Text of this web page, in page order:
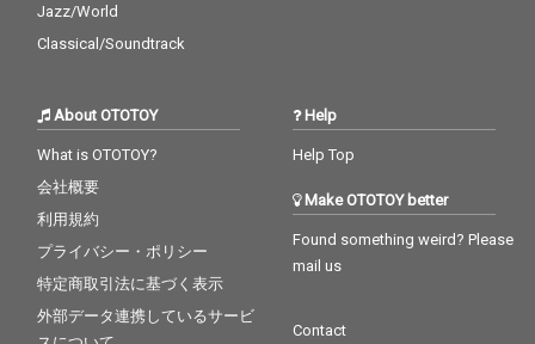
Jazz/World
Classical/Soundtrack
About OTOTOY
What is OTOTOY?
会社概要
利用規約
プライバシー・ポリシー
特定商取引法に基づく表示
外部データ連携しているサービ
Help
Help Top
Make OTOTOY better
Found something weird? Please
mail us
Contact